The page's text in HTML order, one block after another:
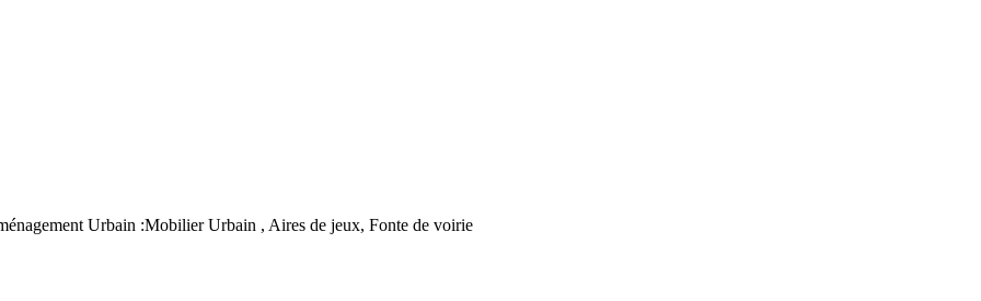
Urbain :Mobilier Urbain , Aires de jeux, Fonte de voirie